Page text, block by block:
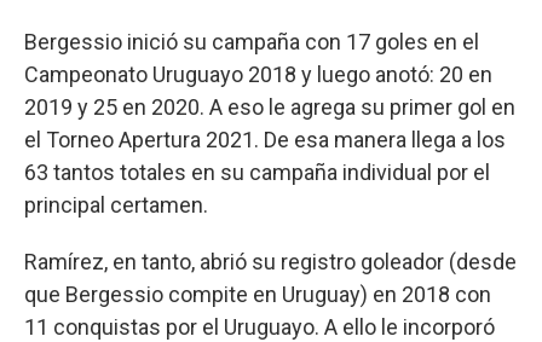
Bergessio inició su campaña con 17 goles en el
Campeonato Uruguayo 2018 y luego anotó: 20 en
2019 y 25 en 2020. A eso le agrega su primer gol en
el Torneo Apertura 2021. De esa manera llega a los
63 tantos totales en su campaña individual por el
principal certamen.
Ramírez, en tanto, abrió su registro goleador (desde
que Bergessio compite en Uruguay) en 2018 con
11 conquistas por el Uruguayo. A ello le incorporó